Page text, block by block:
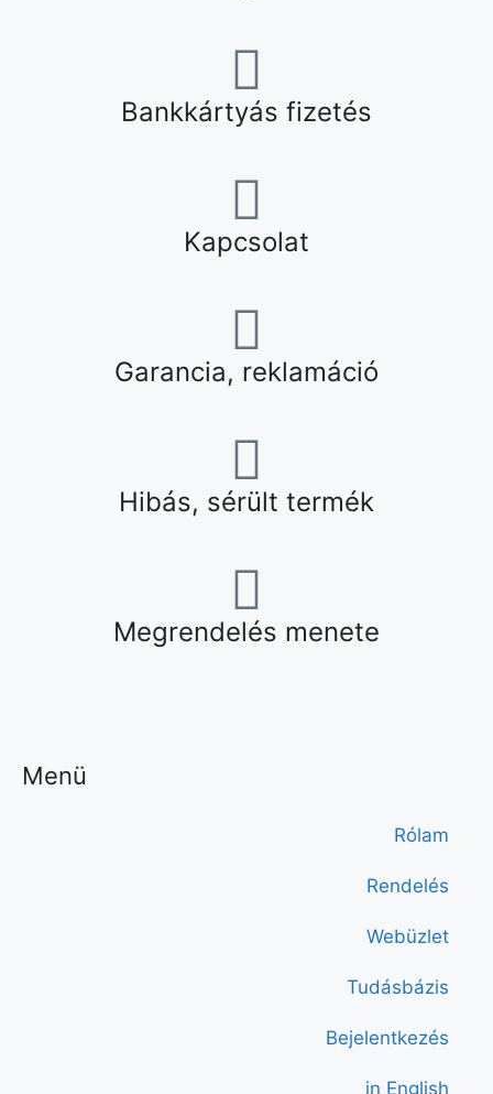
Bankkártyás fizetés
Kapcsolat
Garancia, reklamáció
Hibás, sérült termék
Megrendelés menete
Menü
Rólam
Rendelés
Webüzlet
Tudásbázis
Bejelentkezés
in English